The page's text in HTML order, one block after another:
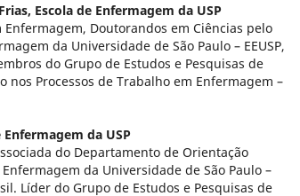
Escola de Enfermagem da USP
Doutorandos em Ciências pelo
da Universidade de São Paulo – EEUSP,
do Grupo de Estudos e Pesquisas de
nos Processos de Trabalho em Enfermagem –
Enfermagem da USP
do Departamento de Orientação
da Universidade de São Paulo –
Líder do Grupo de Estudos e Pesquisas de